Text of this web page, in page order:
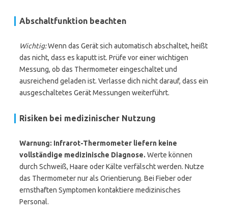
Abschaltfunktion beachten
Wichtig:Wenn das Gerät sich automatisch abschaltet, heißt
das nicht, dass es kaputt ist. Prüfe vor einer wichtigen
Messung, ob das Thermometer eingeschaltet und
ausreichend geladen ist. Verlasse dich nicht darauf, dass ein
ausgeschaltetes Gerät Messungen weiterführt.
Risiken bei medizinischer Nutzung
Warnung: Infrarot-Thermometer liefern keine
vollständige medizinische Diagnose. Werte können
durch Schweiß, Haare oder Kälte verfälscht werden. Nutze
das Thermometer nur als Orientierung. Bei Fieber oder
ernsthaften Symptomen kontaktiere medizinisches
Personal.